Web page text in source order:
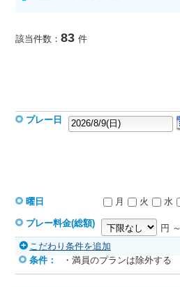
該当件数： 83 件
プレー日
曜日 月 火 水
プレー料金(総額) 円 ～
こだわり条件を追加
条件：
・満員のプランは除外する